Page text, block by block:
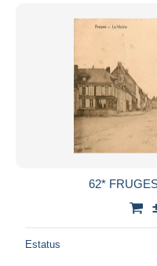
62*
Estatus